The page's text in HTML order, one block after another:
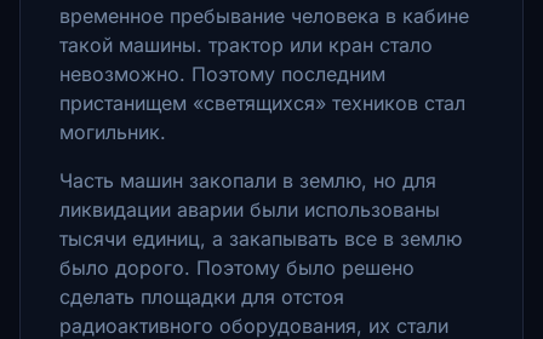
временное пребывание человека в кабине
такой машины. трактор или кран стало
невозможно. Поэтому последним
пристанищем «светящихся» техников стал
могильник.
Часть машин закопали в землю, но для
ликвидации аварии были использованы
тысячи единиц, а закапывать все в землю
было дорого. Поэтому было решено
сделать площадки для отстоя
радиоактивного оборудования, их стали